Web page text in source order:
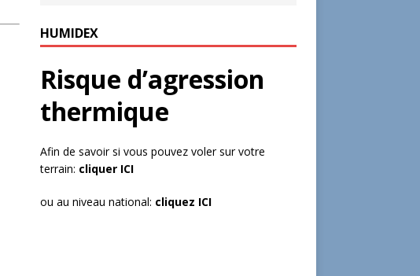
HUMIDEX
Risque d’agression
thermique
Afin de savoir si vous pouvez voler sur votre
terrain: cliquer ICI
ou au niveau national: cliquez ICI